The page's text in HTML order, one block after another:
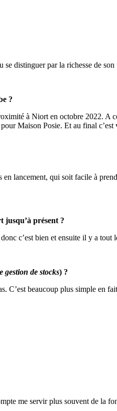
se distinguer par la richesse de
?
à Niort en octobre 2022. A
Maison Posie. Et au final
en lancement, qui soit facile à
jusqu’à présent ?
c’est bien et ensuite il y a tout
de stocks) ?
C’est beaucoup plus simple en
me servir plus souvent de la